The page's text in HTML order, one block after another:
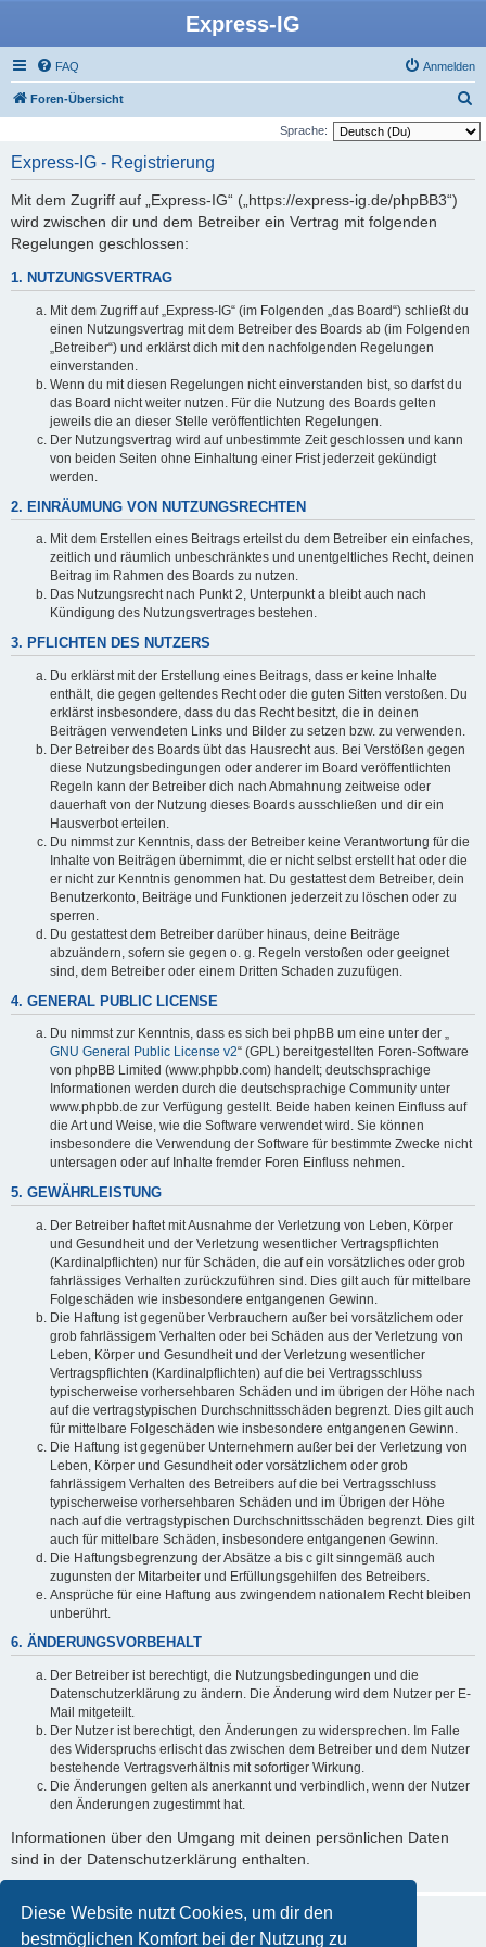
Diese Website nutzt Cookies, um dir den
bestmöglichen Komfort bei der Nutzung zu
Express-IG
FAQ Anmelden
Foren-Übersicht
u
Sprache:
Express-IG - Registrierung
Mit dem Zugriff auf „Express-IG“ („https://express-ig.de/phpBB3“)
wird zwischen dir und dem Betreiber ein Vertrag mit folgenden
Regelungen geschlossen:
1. NUTZUNGSVERTRAG
Mit dem Zugriff auf „Express-IG“ (im Folgenden „das Board“) schließt du
einen Nutzungsvertrag mit dem Betreiber des Boards ab (im Folgenden
„Betreiber“) und erklärst dich mit den nachfolgenden Regelungen
einverstanden.
Wenn du mit diesen Regelungen nicht einverstanden bist, so darfst du
das Board nicht weiter nutzen. Für die Nutzung des Boards gelten
jeweils die an dieser Stelle veröffentlichten Regelungen.
Der Nutzungsvertrag wird auf unbestimmte Zeit geschlossen und kann
von beiden Seiten ohne Einhaltung einer Frist jederzeit gekündigt
werden.
2. EINRÄUMUNG VON NUTZUNGSRECHTEN
Mit dem Erstellen eines Beitrags erteilst du dem Betreiber ein einfaches,
zeitlich und räumlich unbeschränktes und unentgeltliches Recht, deinen
Beitrag im Rahmen des Boards zu nutzen.
Das Nutzungsrecht nach Punkt 2, Unterpunkt a bleibt auch nach
Kündigung des Nutzungsvertrages bestehen.
3. PFLICHTEN DES NUTZERS
Du erklärst mit der Erstellung eines Beitrags, dass er keine Inhalte
enthält, die gegen geltendes Recht oder die guten Sitten verstoßen. Du
erklärst insbesondere, dass du das Recht besitzt, die in deinen
Beiträgen verwendeten Links und Bilder zu setzen bzw. zu verwenden.
Der Betreiber des Boards übt das Hausrecht aus. Bei Verstößen gegen
diese Nutzungsbedingungen oder anderer im Board veröffentlichten
Regeln kann der Betreiber dich nach Abmahnung zeitweise oder
dauerhaft von der Nutzung dieses Boards ausschließen und dir ein
Hausverbot erteilen.
Du nimmst zur Kenntnis, dass der Betreiber keine Verantwortung für die
Inhalte von Beiträgen übernimmt, die er nicht selbst erstellt hat oder die
er nicht zur Kenntnis genommen hat. Du gestattest dem Betreiber, dein
Benutzerkonto, Beiträge und Funktionen jederzeit zu löschen oder zu
sperren.
Du gestattest dem Betreiber darüber hinaus, deine Beiträge
abzuändern, sofern sie gegen o. g. Regeln verstoßen oder geeignet
sind, dem Betreiber oder einem Dritten Schaden zuzufügen.
4. GENERAL PUBLIC LICENSE
Du nimmst zur Kenntnis, dass es sich bei phpBB um eine unter der „
GNU General Public License v2“ (GPL) bereitgestellten Foren-Software
von phpBB Limited (www.phpbb.com) handelt; deutschsprachige
Informationen werden durch die deutschsprachige Community unter
www.phpbb.de zur Verfügung gestellt. Beide haben keinen Einfluss auf
die Art und Weise, wie die Software verwendet wird. Sie können
insbesondere die Verwendung der Software für bestimmte Zwecke nicht
untersagen oder auf Inhalte fremder Foren Einfluss nehmen.
5. GEWÄHRLEISTUNG
Der Betreiber haftet mit Ausnahme der Verletzung von Leben, Körper
und Gesundheit und der Verletzung wesentlicher Vertragspflichten
(Kardinalpflichten) nur für Schäden, die auf ein vorsätzliches oder grob
fahrlässiges Verhalten zurückzuführen sind. Dies gilt auch für mittelbare
Folgeschäden wie insbesondere entgangenen Gewinn.
Die Haftung ist gegenüber Verbrauchern außer bei vorsätzlichem oder
grob fahrlässigem Verhalten oder bei Schäden aus der Verletzung von
Leben, Körper und Gesundheit und der Verletzung wesentlicher
Vertragspflichten (Kardinalpflichten) auf die bei Vertragsschluss
typischerweise vorhersehbaren Schäden und im übrigen der Höhe nach
auf die vertragstypischen Durchschnittsschäden begrenzt. Dies gilt auch
für mittelbare Folgeschäden wie insbesondere entgangenen Gewinn.
Die Haftung ist gegenüber Unternehmern außer bei der Verletzung von
Leben, Körper und Gesundheit oder vorsätzlichem oder grob
fahrlässigem Verhalten des Betreibers auf die bei Vertragsschluss
typischerweise vorhersehbaren Schäden und im Übrigen der Höhe
nach auf die vertragstypischen Durchschnittsschäden begrenzt. Dies gilt
auch für mittelbare Schäden, insbesondere entgangenen Gewinn.
Die Haftungsbegrenzung der Absätze a bis c gilt sinngemäß auch
zugunsten der Mitarbeiter und Erfüllungsgehilfen des Betreibers.
Ansprüche für eine Haftung aus zwingendem nationalem Recht bleiben
unberührt.
6. ÄNDERUNGSVORBEHALT
Der Betreiber ist berechtigt, die Nutzungsbedingungen und die
Datenschutzerklärung zu ändern. Die Änderung wird dem Nutzer per E-
Mail mitgeteilt.
Der Nutzer ist berechtigt, den Änderungen zu widersprechen. Im Falle
des Widerspruchs erlischt das zwischen dem Betreiber und dem Nutzer
bestehende Vertragsverhältnis mit sofortiger Wirkung.
Die Änderungen gelten als anerkannt und verbindlich, wenn der Nutzer
den Änderungen zugestimmt hat.
Informationen über den Umgang mit deinen persönlichen Daten
sind in der Datenschutzerklärung enthalten.